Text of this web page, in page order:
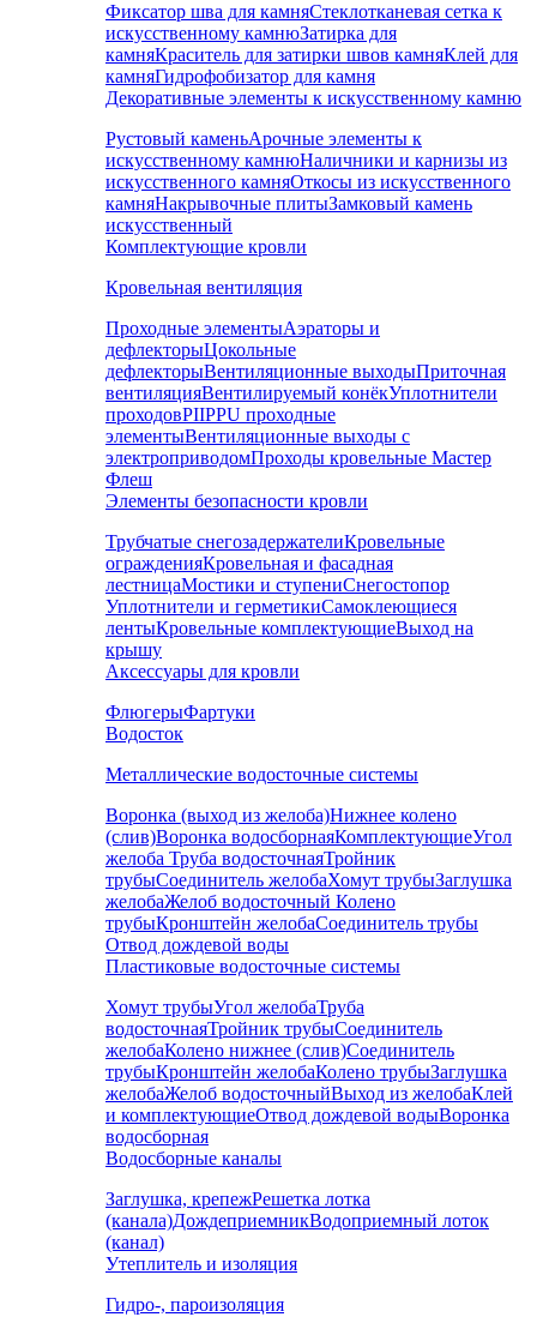
Фиксатор шва для камняСтеклотканевая сетка к
искусственному камнюЗатирка для
камняКраситель для затирки швов камняКлей для
камняГидрофобизатор для камня
Декоративные элементы к искусственному камню
Рустовый каменьАрочные элементы к
искусственному камнюНаличники и карнизы из
искусственного камняОткосы из искусственного
камняНакрывочные плитыЗамковый камень
искусственный
Комплектующие кровли
Кровельная вентиляция
Проходные элементыАэраторы и
дефлекторыЦокольные
дефлекторыВентиляционные выходыПриточная
вентиляцияВентилируемый конёкУплотнители
проходовPIIPPU проходные
элементыВентиляционные выходы с
электроприводомПроходы кровельные Мастер
Флеш
Элементы безопасности кровли
Трубчатые снегозадержателиКровельные
огражденияКровельная и фасадная
лестницаМостики и ступениСнегостопор
Уплотнители и герметикиСамоклеющиеся
лентыКровельные комплектующиеВыход на
крышу
Аксессуары для кровли
ФлюгерыФартуки
Водосток
Металлические водосточные системы
Воронка (выход из желоба)Нижнее колено
(слив)Воронка водосборнаяКомплектующиеУгол
желоба Труба водосточнаяТройник
трубыСоединитель желобаХомут трубыЗаглушка
желобаЖелоб водосточный Колено
трубыКронштейн желобаСоединитель трубы
Отвод дождевой воды
Пластиковые водосточные системы
Хомут трубыУгол желобаТруба
водосточнаяТройник трубыСоединитель
желобаКолено нижнее (слив)Соединитель
трубыКронштейн желобаКолено трубыЗаглушка
желобаЖелоб водосточныйВыход из желобаКлей
и комплектующиеОтвод дождевой водыВоронка
водосборная
Водосборные каналы
Заглушка, крепежРешетка лотка
(канала)ДождеприемникВодоприемный лоток
(канал)
Утеплитель и изоляция
Гидро-, пароизоляция